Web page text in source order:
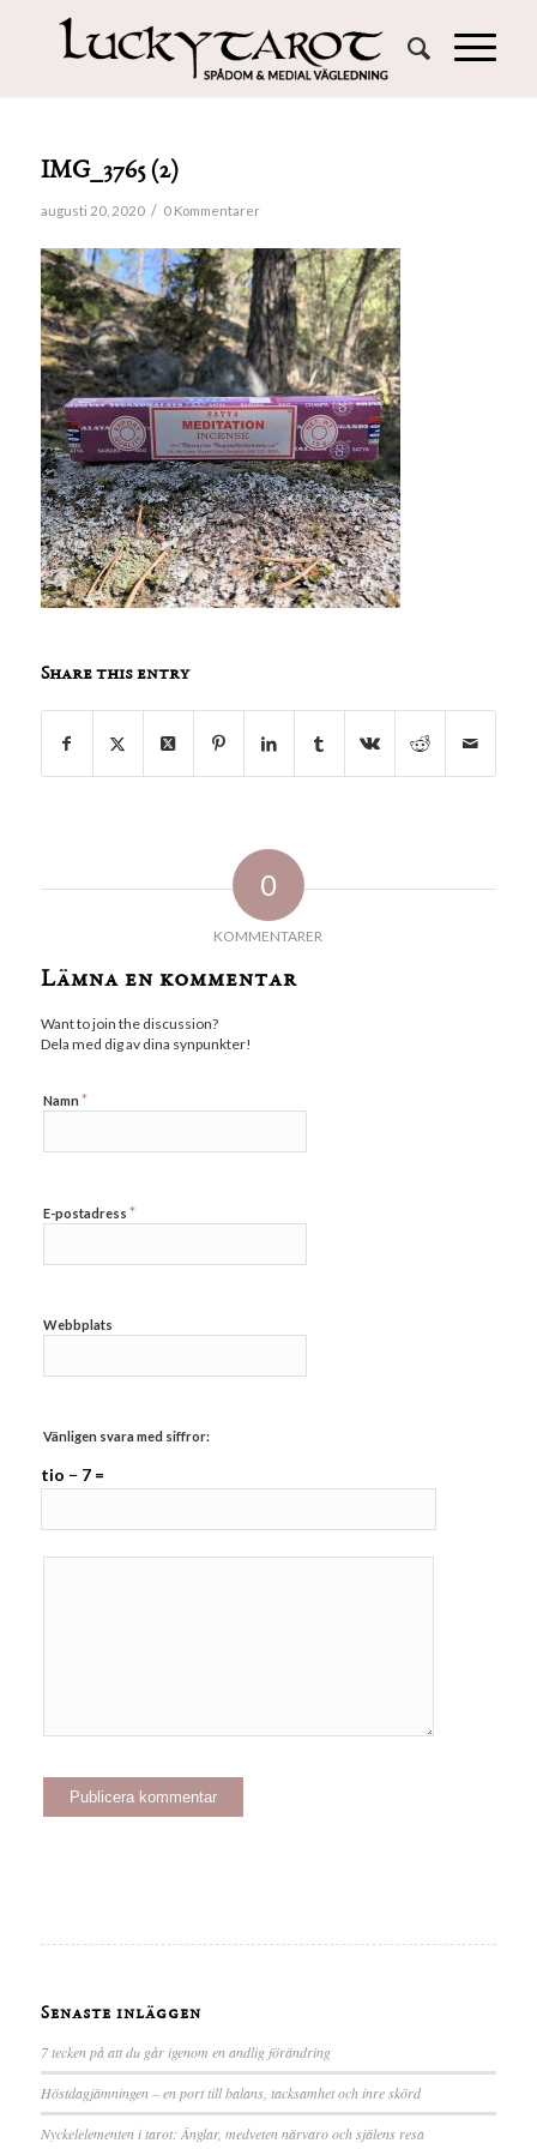
IMG_3765 (2)
augusti 20, 2020 / 0 Kommentarer
Share this entry
0
KOMMENTARER
Lämna en kommentar
Want to join the discussion?
Dela med dig av dina synpunkter!
Namn *
E-postadress *
Webbplats
Vänligen svara med siffror:
tio − 7 =
Senaste inläggen
7 tecken på att du går igenom en andlig förändring
Höstdagjämningen – en port till balans, tacksamhet och inre skörd
Nyckelelementen i tarot: Änglar, medveten närvaro och själens resa